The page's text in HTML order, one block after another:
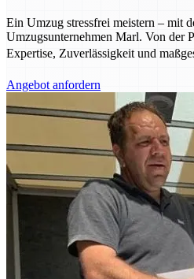
Ein Umzug stressfrei meistern – mit
Umzugsunternehmen Marl. Von der
Expertise, Zuverlässigkeit und
Angebot anfordern